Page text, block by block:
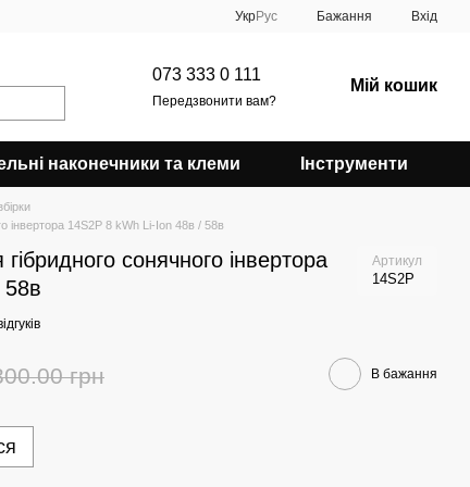
УкрРус Бажання Вхід
073 333 0 111
Передзвонити вам?
Мій кошик
наконечники та клеми Інструменти
інвертора 14S2P 8 kWh Li-Ion 48в / 58в
сонячного інвертора
Артикул
14S2P
грн В бажання